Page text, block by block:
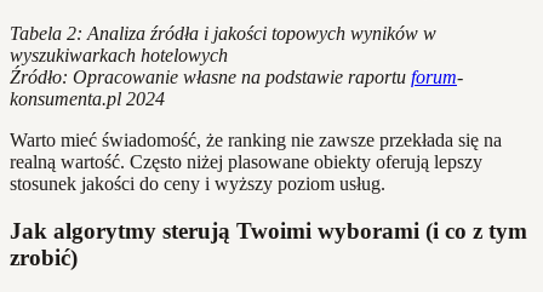
Tabela 2: Analiza źródła i jakości topowych wyników w
wyszukiwarkach hotelowych
Źródło: Opracowanie własne na podstawie raportu forum-
konsumenta.pl 2024
Warto mieć świadomość, że ranking nie zawsze przekłada się na
realną wartość. Często niżej plasowane obiekty oferują lepszy
stosunek jakości do ceny i wyższy poziom usług.
Jak algorytmy sterują Twoimi wyborami (i co z tym
zrobić)